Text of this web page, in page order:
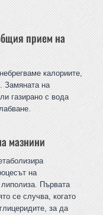
прием на
калориите,
Замяната на
газирано с вода
мазнини
на
Първата
се случва, когато
за да